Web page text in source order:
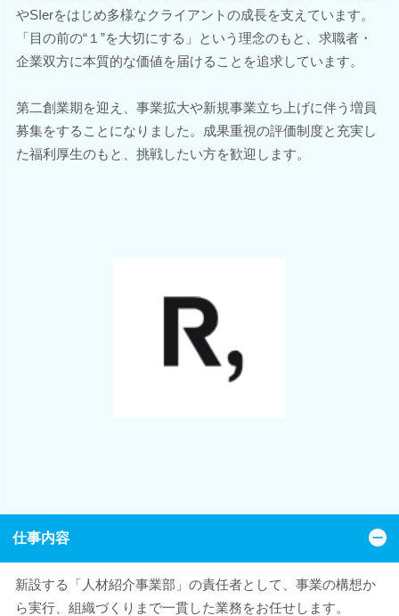
やSIerをはじめ多様なクライアントの成長を支えています。
「目の前の“１”を大切にする」という理念のもと、求職者・
企業双方に本質的な価値を届けることを追求しています。
第二創業期を迎え、事業拡大や新規事業立ち上げに伴う増員
募集をすることになりました。成果重視の評価制度と充実し
た福利厚生のもと、挑戦したい方を歓迎します。
仕事内容
新設する「人材紹介事業部」の責任者として、事業の構想か
ら実行、組織づくりまで一貫した業務をお任せします。